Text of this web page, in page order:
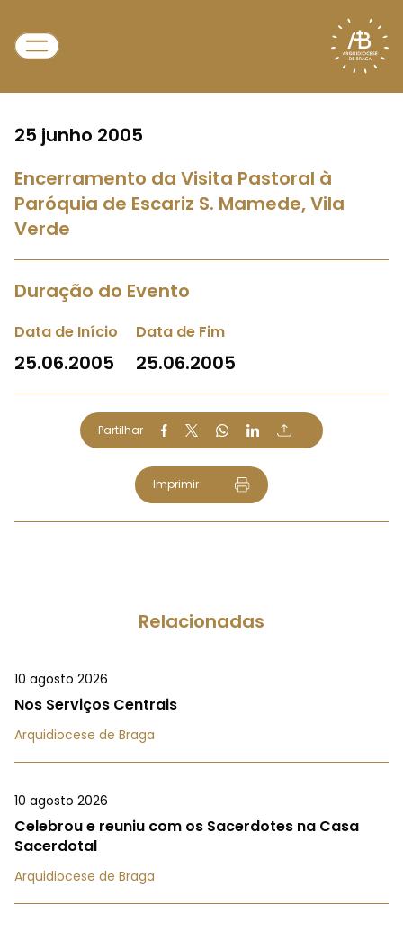
25 junho 2005
Encerramento da Visita Pastoral à
Paróquia de Escariz S. Mamede, Vila
Verde
Duração do Evento
Data de Início
25.06.2005
Data de Fim
25.06.2005
Partilhar
Imprimir
Relacionadas
10 agosto 2026
Nos Serviços Centrais
Arquidiocese de Braga
10 agosto 2026
Celebrou e reuniu com os Sacerdotes na Casa
Sacerdotal
Arquidiocese de Braga